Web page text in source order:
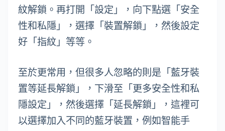
紋解鎖。再打開「設定」，向下點選「安全
性和私隱」，選擇「裝置解鎖」，然後設定
好「指紋」等等。
至於更常用，但很多人忽略的則是「藍牙裝
置等延長解鎖」，下滑至「更多安全性和私
隱設定」，然後選擇「延長解鎖」，這裡可
以選擇加入不同的藍牙裝置，例如智能手